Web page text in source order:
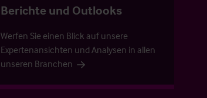
Berichte und Outlooks
Werfen Sie einen Blick auf unsere
Expertenansichten und Analysen in allen
unseren Branchen